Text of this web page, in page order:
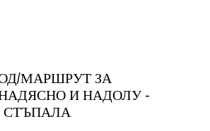
МАРШРУТ ЗА
И НАДОЛУ -
СТЪПАЛА